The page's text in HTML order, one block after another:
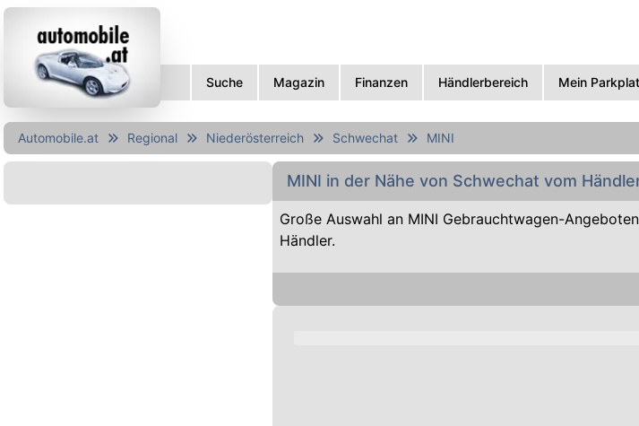
Suche Magazin Finanzen Händlerbereich Mein
Automobile.at Regional Niederösterreich Schwechat MINI
MINI in der Nähe von Schwechat vom
Große Auswahl an MINI Gebrauchtwagen-
Händler.